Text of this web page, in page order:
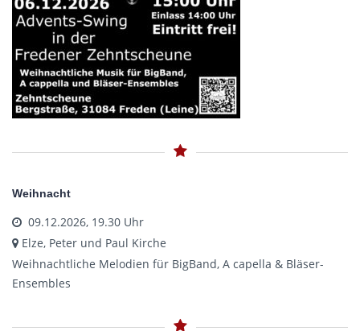
Weihnacht
09.12.2026, 19.30 Uhr
Elze, Peter und Paul Kirche
Weihnachtliche Melodien für BigBand, A capella & Bläser-
Ensembles